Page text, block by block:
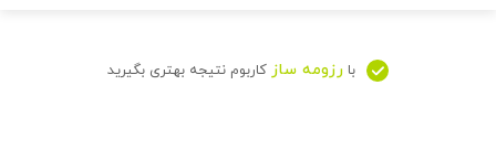
با رزومه ساز کاربوم نتیجه بهتری بگیرید